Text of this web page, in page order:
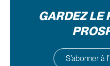
GARDEZ LE
S’abonner à